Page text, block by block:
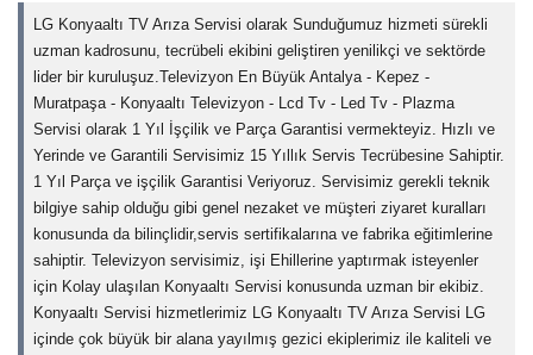
LG Konyaaltı TV Arıza Servisi olarak Sunduğumuz hizmeti sürekli
uzman kadrosunu, tecrübeli ekibini geliştiren yenilikçi ve sektörde
lider bir kuruluşuz.Televizyon En Büyük Antalya - Kepez -
Muratpaşa - Konyaaltı Televizyon - Lcd Tv - Led Tv - Plazma
Servisi olarak 1 Yıl İşçilik ve Parça Garantisi vermekteyiz. Hızlı ve
Yerinde ve Garantili Servisimiz 15 Yıllık Servis Tecrübesine Sahiptir.
1 Yıl Parça ve işçilik Garantisi Veriyoruz. Servisimiz gerekli teknik
bilgiye sahip olduğu gibi genel nezaket ve müşteri ziyaret kuralları
konusunda da bilinçlidir,servis sertifikalarına ve fabrika eğitimlerine
sahiptir. Televizyon servisimiz, işi Ehillerine yaptırmak isteyenler
için Kolay ulaşılan Konyaaltı Servisi konusunda uzman bir ekibiz.
Konyaaltı Servisi hizmetlerimiz LG Konyaaltı TV Arıza Servisi LG
içinde çok büyük bir alana yayılmış gezici ekiplerimiz ile kaliteli ve